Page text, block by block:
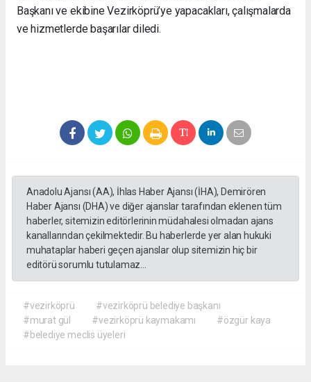
Başkanı ve ekibine Vezirköprü’ye yapacakları, çalışmalarda
ve hizmetlerde başarılar diledi.
Anadolu Ajansı (AA), İhlas Haber Ajansı (İHA), Demirören
Haber Ajansı (DHA) ve diğer ajanslar tarafından eklenen tüm
haberler, sitemizin editörlerinin müdahalesi olmadan ajans
kanallarından çekilmektedir. Bu haberlerde yer alan hukuki
muhataplar haberi geçen ajanslar olup sitemizin hiç bir
editörü sorumlu tutulamaz...
#vezirköprü
#vezirköprü belediye başkanı
#murat gül
#vezirköprü kaymakamı
#özgür kaya
#belediye meclis üyeleri